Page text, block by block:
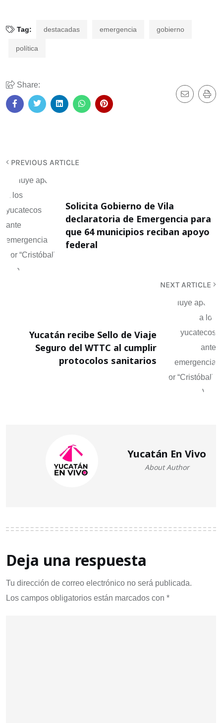
Tag: destacadas emergencia gobierno
política
Share:
PREVIOUS ARTICLE
Solicita Gobierno de Vila
declaratoria de Emergencia para
que 64 municipios reciban apoyo
federal
NEXT ARTICLE
Yucatán recibe Sello de Viaje
Seguro del WTTC al cumplir
protocolos sanitarios
Yucatán En Vivo
About Author
Deja una respuesta
Tu dirección de correo electrónico no será publicada.
Los campos obligatorios están marcados con *